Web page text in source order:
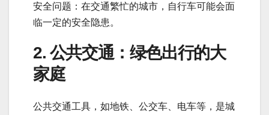
安全问题：在交通繁忙的城市，自行车可能会面
临一定的安全隐患。
2. 公共交通：绿色出行的大
家庭
公共交通工具，如地铁、公交车、电车等，是城